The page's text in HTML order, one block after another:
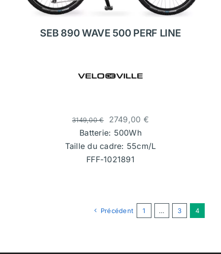
SEB 890 WAVE 500 PERF LINE
3149,00€ 2749,00 €
Batterie: 500Wh
Taille du cadre: 55cm/L
FFF-1021891
Précédent 1 … 3 4